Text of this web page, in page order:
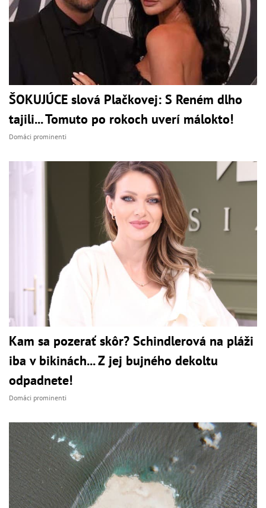
ŠOKUJÚCE slová Plačkovej: S Reném dlho
tajili... Tomuto po rokoch uverí málokto!
Domáci prominenti
Kam sa pozerať skôr? Schindlerová na pláži
iba v bikinách... Z jej bujného dekoltu
odpadnete!
Domáci prominenti